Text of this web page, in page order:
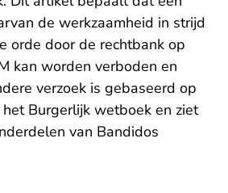
de werkzaamheid in strijd
orde door de rechtbank op
kan worden verboden en
verzoek is gebaseerd op
Burgerlijk wetboek en ziet
van Bandidos